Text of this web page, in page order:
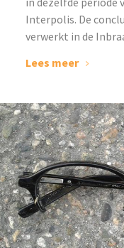
Interpolis. De
verwerkt in de
Lees meer